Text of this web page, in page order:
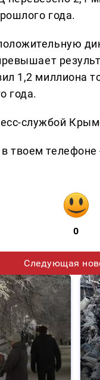
года.
1,2 миллиона
года.
службой
твоем
0
Следующая